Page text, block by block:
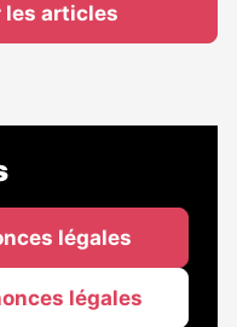
les articles
légales
légales